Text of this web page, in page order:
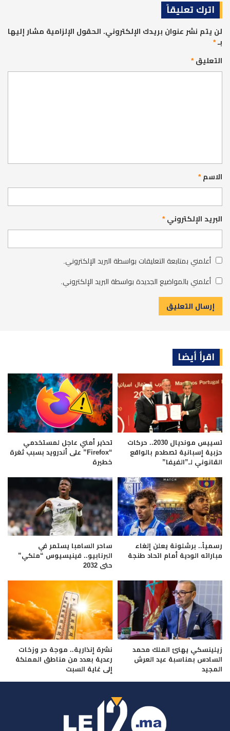
اترك تعليقاً
لن يتم نشر عنوان بريدك الإلكتروني. الحقول الإلزامية مشار إليها
بـ*
التعليق*
الاسم*
البريد الإلكتروني*
أعلمني بمتابعة التعليقات بواسطة البريد الإلكتروني.
أعلمني بالمواضيع الجديدة بواسطة البريد الإلكتروني.
اقرأ أيضا
تسييس مونديال 2030.. حركات
حزبية إسبانية تصطدم بالواقع
القانوني لـ”الفيفا”
تحذير أمني عاجل لمستخدمي
“Firefox” على أندرويد بسبب ثغرة
خطيرة
رسمياً.. برشلونة يعلن إلغاء
مباراته الودية أمام اتحاد طنجة
ساحر السامبا يستمر في
البرنابيو.. فينيسيوس “ملكي”
حتى 2032
زيلينسكي يهنئ الملك محمد
السادس بمناسبة عيد العرش
المجيد
نشرة إنذارية.. موجة حر وزخات
رعدية بعدد من مناطق المملكة
إلى غاية السبت